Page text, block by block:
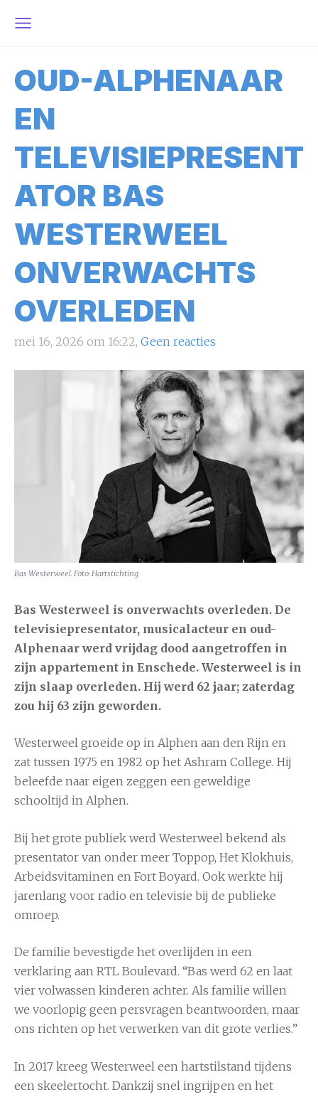
OUD-ALPHENAAR
EN
TELEVISIEPRESENT
ATOR BAS
WESTERWEEL
ONVERWACHTS
OVERLEDEN
mei 16, 2026 om 16:22, Geen reacties
Bas Westerweel. Foto: Hartstichting
Bas Westerweel is onverwachts overleden. De
televisiepresentator, musicalacteur en oud-
Alphenaar werd vrijdag dood aangetroffen in
zijn appartement in Enschede. Westerweel is in
zijn slaap overleden. Hij werd 62 jaar; zaterdag
zou hij 63 zijn geworden.
Westerweel groeide op in Alphen aan den Rijn en
zat tussen 1975 en 1982 op het Ashram College. Hij
beleefde naar eigen zeggen een geweldige
schooltijd in Alphen.
Bij het grote publiek werd Westerweel bekend als
presentator van onder meer Toppop, Het Klokhuis,
Arbeidsvitaminen en Fort Boyard. Ook werkte hij
jarenlang voor radio en televisie bij de publieke
omroep.
De familie bevestigde het overlijden in een
verklaring aan RTL Boulevard. “Bas werd 62 en laat
vier volwassen kinderen achter. Als familie willen
we voorlopig geen persvragen beantwoorden, maar
ons richten op het verwerken van dit grote verlies.”
In 2017 kreeg Westerweel een hartstilstand tijdens
een skeelertocht. Dankzij snel ingrijpen en het